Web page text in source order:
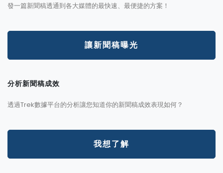
發一篇新聞稿透通到各大媒體的最快速、最便捷的方案！
讓新聞稿曝光
分析新聞稿成效
透過Trek數據平台的分析讓您知道你的新聞稿成效表現如何？
我想了解